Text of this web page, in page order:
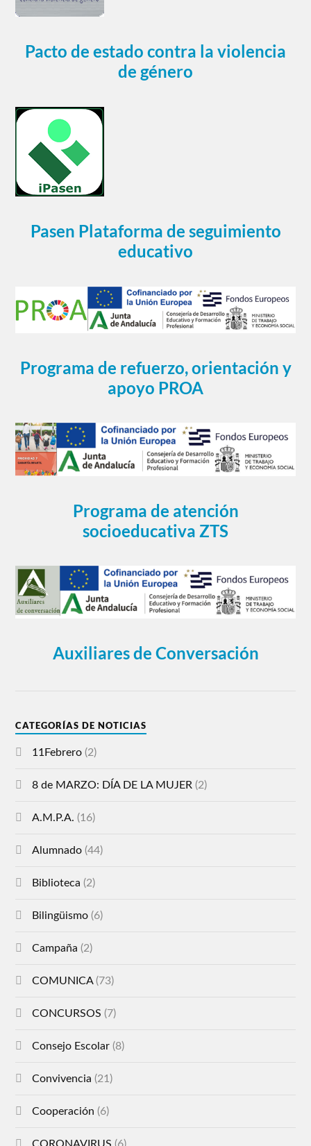
Pacto de estado contra la violencia
de género
Pasen Plataforma de seguimiento
educativo
Programa de refuerzo, orientación y
apoyo PROA
Programa de atención
socioeducativa ZTS
Auxiliares de Conversación
CATEGORÍAS DE NOTICIAS
11Febrero (2)
8 de MARZO: DÍA DE LA MUJER (2)
A.M.P.A. (16)
Alumnado (44)
Biblioteca (2)
Bilingüismo (6)
Campaña (2)
COMUNICA(73)
CONCURSOS (7)
Consejo Escolar (8)
Convivencia (21)
Cooperación (6)
CORONAVIRUS (6)